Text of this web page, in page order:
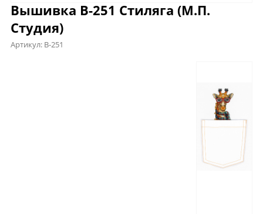
Вышивка В-251 Стиляга (М.П.
Студия)
Артикул: В-251